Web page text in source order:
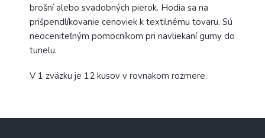
brošní alebo svadobných pierok. Hodia sa na
prišpendlíkovanie cenoviek k textilnému tovaru. Sú
neoceniteľným pomocníkom pri navliekaní gumy do
tunelu.
V 1 zväzku je 12 kusov v rovnakom rozmere.